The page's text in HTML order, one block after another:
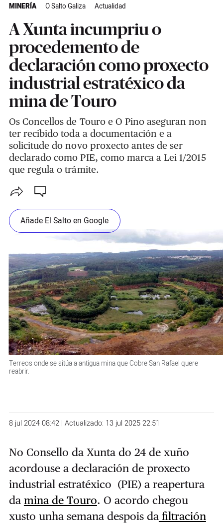
MINERÍA O Salto Galiza Actualidad
A Xunta incumpriu o
procedemento de
declaración como proxecto
industrial estratéxico da
mina de Touro
Os Concellos de Touro e O Pino aseguran non
ter recibido toda a documentación e a
solicitude do novo proxecto antes de ser
declarado como PIE, como marca a Lei 1/2015
que regula o trámite.
Añade El Salto en Google
Terreos onde se sitúa a antigua mina que Cobre San Rafael quere
reabrir.
8 jul 2024 08:42 | Actualizado: 13 jul 2025 22:51
No Consello da Xunta do 24 de xuño
acordouse a declaración de proxecto
industrial estratéxico (PIE) a reapertura
da mina de Touro. O acordo chegou
xusto unha semana despois dafiltración